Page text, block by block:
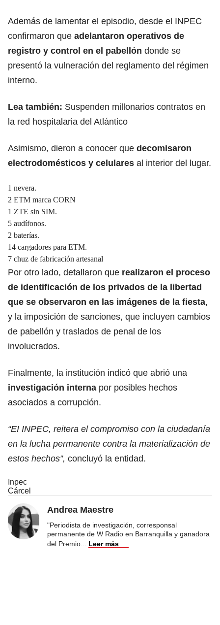
Además de lamentar el episodio, desde el INPEC
confirmaron que adelantaron operativos de
registro y control en el pabellón donde se
presentó la vulneración del reglamento del régimen
interno.
Lea también: Suspenden millonarios contratos en
la red hospitalaria del Atlántico
Asimismo, dieron a conocer que decomisaron
electrodomésticos y celulares al interior del lugar.
1 nevera.
2 ETM marca CORN
1 ZTE sin SIM.
5 audífonos.
2 baterías.
14 cargadores para ETM.
7 chuz de fabricación artesanal
Por otro lado, detallaron que realizaron el proceso
de identificación de los privados de la libertad
que se observaron en las imágenes de la fiesta,
y la imposición de sanciones, que incluyen cambios
de pabellón y traslados de penal de los
involucrados.
Finalmente, la institución indicó que abrió una
investigación interna por posibles hechos
asociados a corrupción.
“EI INPEC, reitera el compromiso con la ciudadanía
en la lucha permanente contra la materialización de
estos hechos”, concluyó la entidad.
Inpec
Cárcel
Andrea Maestre
"Periodista de investigación, corresponsal
permanente de W Radio en Barranquilla y ganadora
del Premio
Leer más